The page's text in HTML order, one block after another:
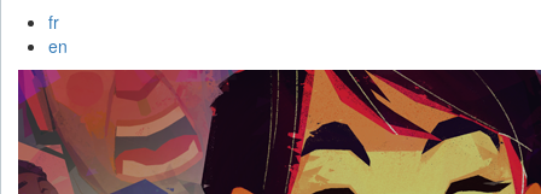
fr
en